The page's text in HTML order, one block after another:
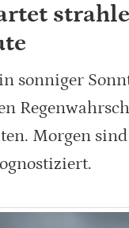
sonniger
Morgen sind